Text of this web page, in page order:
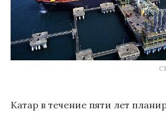
Катар в течение пяти лет